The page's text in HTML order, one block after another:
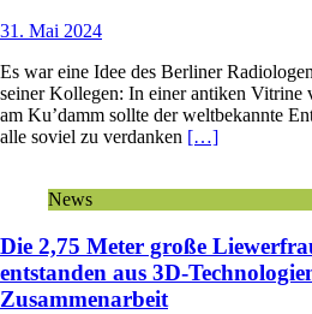
31. Mai 2024
Es war eine Idee des Berliner
seiner Kollegen: In einer antiken Vitrine
am Ku’damm sollte der weltbekannte
alle soviel zu verdanken […]
News
Die 2,75 Meter große
entstanden aus 3D-
Zusammenarbeit